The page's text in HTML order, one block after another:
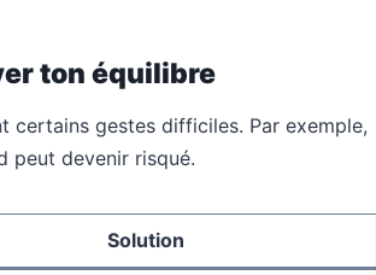
ton équilibre
certains gestes difficiles. Par exemple,
peut devenir risqué.
Solution